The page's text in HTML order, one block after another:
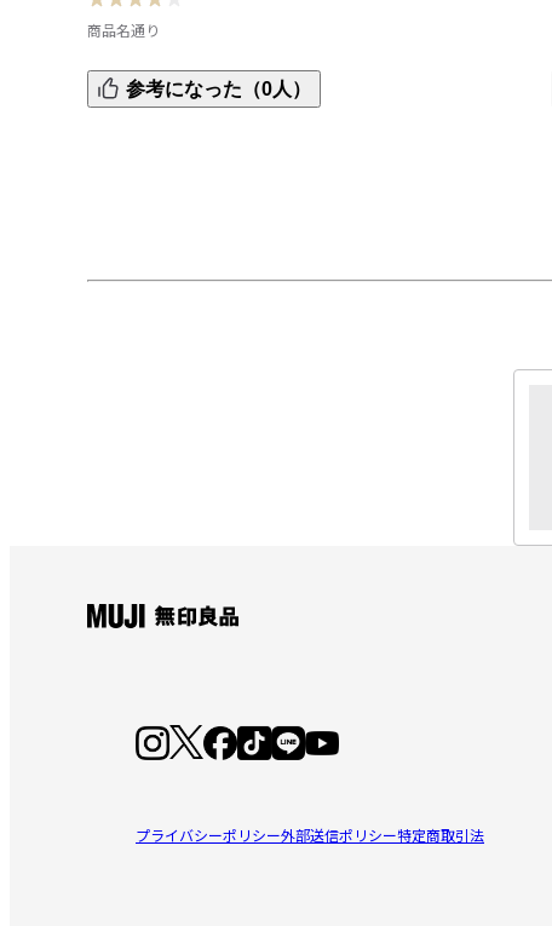
商品名通り
商品名の通りワイドなので96センチ痩せ型の子供にはやや大
きかったです。生地はしっかりめですが、サラサラで着心地
参考になった（0人）
プライバシーポリシー外部送信ポリシー特定商取引法